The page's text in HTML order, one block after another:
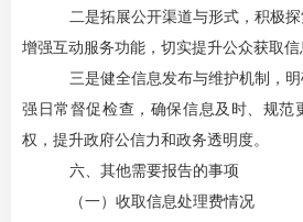
二是拓展公开渠道与形式，积极
增强互动服务功能，切实提升公众获取信
三是健全信息发布与维护机制，
强日常督促检查，确保信息及时、规范
权，提升政府公信力和政务透明度。
六、其他需要报告的事项
（一） 收取信息处理费情况